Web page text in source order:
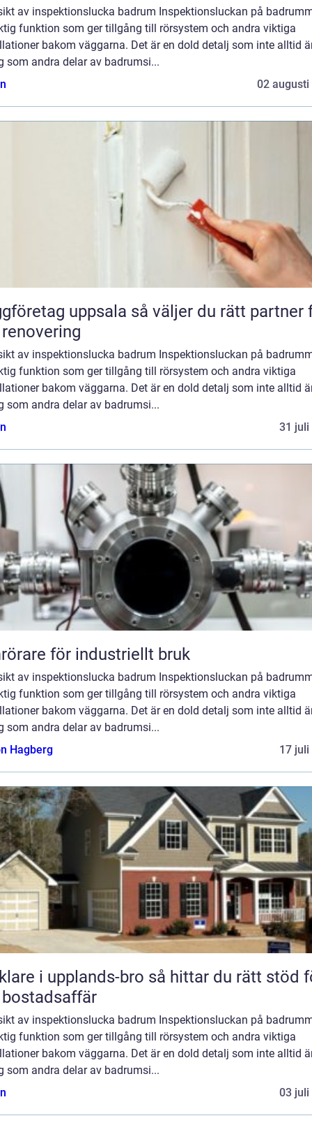
av inspektionslucka badrum Inspektionsluckan på
funktion som ger tillgång till rörsystem och andra viktiga
bakom väggarna. Det är en dold detalj som inte alltid
som andra delar av badrumsi...
02 augusti
uppsala så väljer du rätt partner för
av inspektionslucka badrum Inspektionsluckan på
funktion som ger tillgång till rörsystem och andra viktiga
bakom väggarna. Det är en dold detalj som inte alltid
som andra delar av badrumsi...
31 juli
för industriellt bruk
av inspektionslucka badrum Inspektionsluckan på
funktion som ger tillgång till rörsystem och andra viktiga
bakom väggarna. Det är en dold detalj som inte alltid
som andra delar av badrumsi...
Hagberg
17 juli
i upplands-bro så hittar du rätt stöd för
av inspektionslucka badrum Inspektionsluckan på
funktion som ger tillgång till rörsystem och andra viktiga
bakom väggarna. Det är en dold detalj som inte alltid
som andra delar av badrumsi...
03 juli